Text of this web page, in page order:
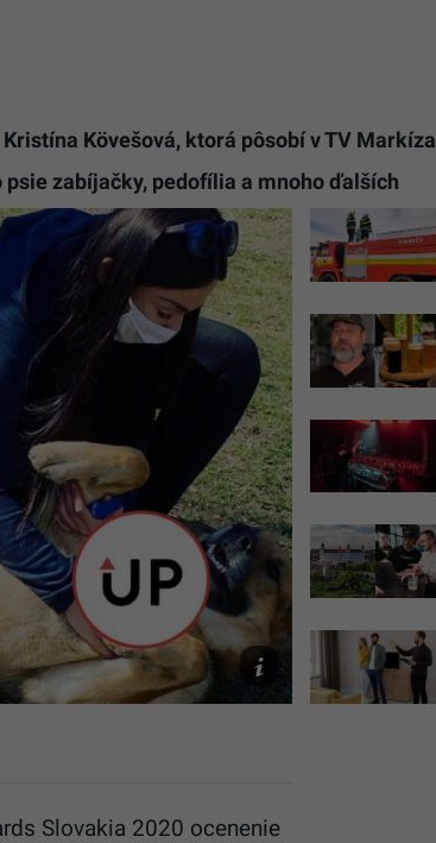
Kövešová, ktorá pôsobí v TV Markíza
zabíjačky, pedofília a mnoho ďalších
Instagram/Kristinakovesova
Slovakia 2020 ocenenie